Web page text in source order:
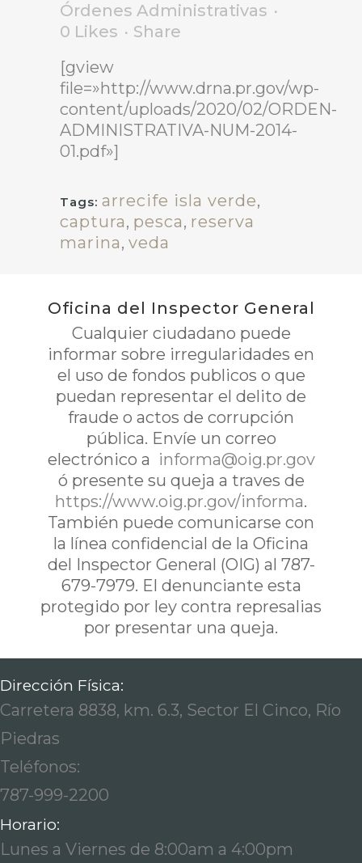
Órdenes Administrativas
0 Likes
Share
[gview
file=»http://www.drna.pr.gov/wp-
content/uploads/2020/02/ORDEN-
ADMINISTRATIVA-NUM-2014-
01.pdf»]
Tags: arrecife isla verde,
captura, pesca, reserva
marina, veda
Oficina del Inspector General
Cualquier ciudadano puede
informar sobre irregularidades en
el uso de fondos publicos o que
puedan representar el delito de
fraude o actos de corrupción
pública. Envíe un correo
electrónico a informa@oig.pr.gov
ó presente su queja a traves de
https://www.oig.pr.gov/informa.
También puede comunicarse con
la línea confidencial de la Oficina
del Inspector General (OIG) al 787-
679-7979. El denunciante esta
protegido por ley contra represalias
por presentar una queja.
Dirección Física:
Carretera 8838, km. 6.3, Sector El Cinco, Río
Piedras
Teléfonos:
787-999-2200
Horario:
Lunes a Viernes de 8:00am a 4:00pm